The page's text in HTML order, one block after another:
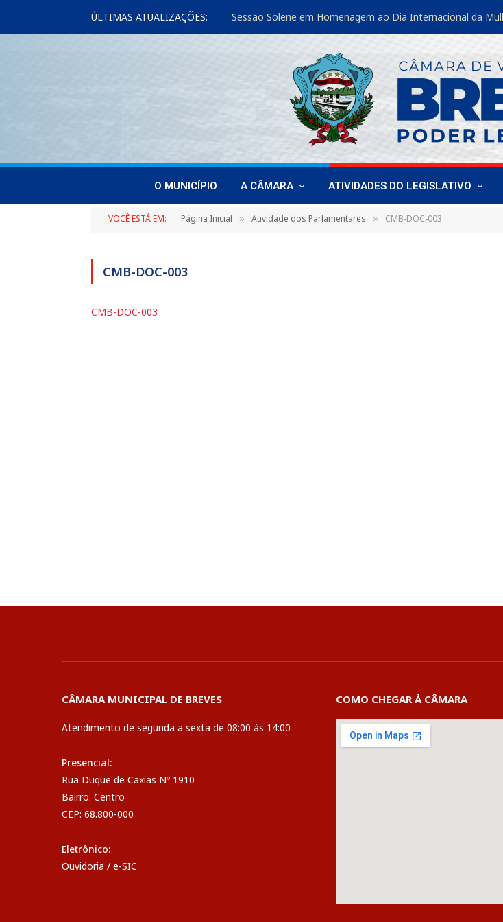
ÚLTIMAS ATUALIZAÇÕES: Sessão Solene em Homenagem ao Dia Internacional da
O MUNICÍPIO A CÂMARA ATIVIDADES DO LEGISLATIVO
VOCÊ ESTÁ EM: Página Inicial » Atividade dos Parlamentares » CMB-DOC-003
CMB-DOC-003
CMB-DOC-003
CÂMARA MUNICIPAL DE BREVES
Atendimento de segunda a sexta de 08:00 às 14:00
Presencial:
Rua Duque de Caxias Nº 1910
Bairro: Centro
CEP: 68.800-000
Eletrônico:
Ouvidoria / e-SIC
COMO CHEGAR À CÂMARA